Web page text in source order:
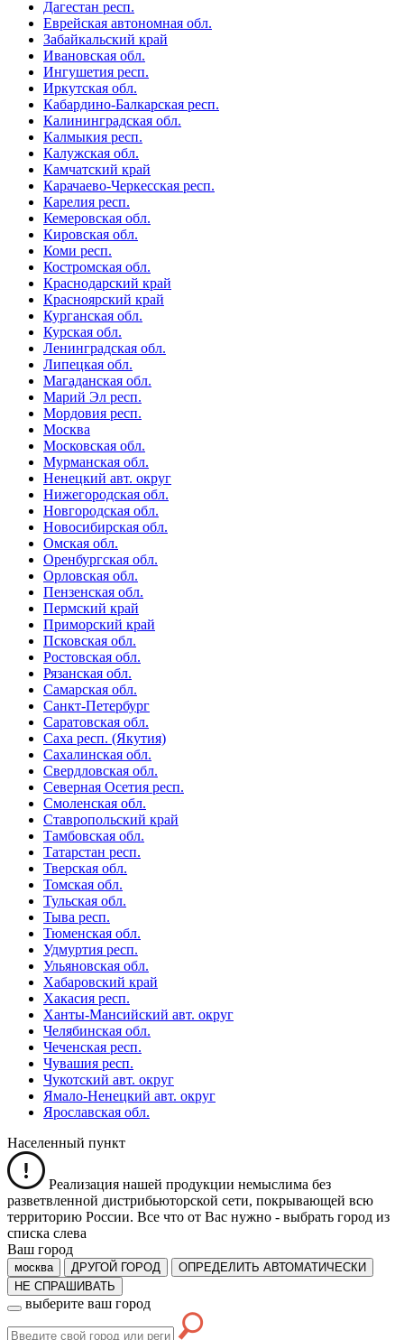
Дагестан респ.
Еврейская автономная обл.
Забайкальский край
Ивановская обл.
Ингушетия респ.
Иркутская обл.
Кабардино-Балкарская респ.
Калининградская обл.
Калмыкия респ.
Калужская обл.
Камчатский край
Карачаево-Черкесская респ.
Карелия респ.
Кемеровская обл.
Кировская обл.
Коми респ.
Костромская обл.
Краснодарский край
Красноярский край
Курганская обл.
Курская обл.
Ленинградская обл.
Липецкая обл.
Магаданская обл.
Марий Эл респ.
Мордовия респ.
Москва
Московская обл.
Мурманская обл.
Ненецкий авт. округ
Нижегородская обл.
Новгородская обл.
Новосибирская обл.
Омская обл.
Оренбургская обл.
Орловская обл.
Пензенская обл.
Пермский край
Приморский край
Псковская обл.
Ростовская обл.
Рязанская обл.
Самарская обл.
Санкт-Петербург
Саратовская обл.
Саха респ. (Якутия)
Сахалинская обл.
Свердловская обл.
Северная Осетия респ.
Смоленская обл.
Ставропольский край
Тамбовская обл.
Татарстан респ.
Тверская обл.
Томская обл.
Тульская обл.
Тыва респ.
Тюменская обл.
Удмуртия респ.
Ульяновская обл.
Хабаровский край
Хакасия респ.
Ханты-Мансийский авт. округ
Челябинская обл.
Чеченская респ.
Чувашия респ.
Чукотский авт. округ
Ямало-Ненецкий авт. округ
Ярославская обл.
Населенный пункт
Реализация нашей продукции немыслима без
разветвленной дистрибьюторской сети, покрывающей всю
территорию России. Все что от Вас нужно - выбрать город из
списка слева
Ваш город
москва ДРУГОЙ ГОРОД
ОПРЕДЕЛИТЬ АВТОМАТИЧЕСКИ
НЕ СПРАШИВАТЬ
выберите ваш город